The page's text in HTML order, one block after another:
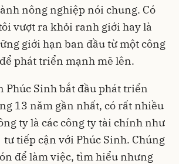
nông nghiệp nói chung. Có
vượt ra khỏi ranh giới hay là
giới hạn ban đầu từ một công
phát triển mạnh mẽ lên.
Phúc Sinh bắt đầu phát triển
13 năm gần nhất, có rất nhiều
ty là các công ty tài chính như
tiếp cận với Phúc Sinh. Chúng
để làm việc, tìm hiểu nhưng